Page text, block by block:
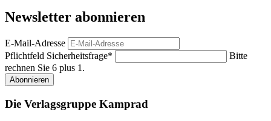
Newsletter abonnieren
E-Mail-Adresse
Pflichtfeld Sicherheitsfrage*
Bitte
rechnen Sie 6 plus 1.
Abonnieren
Die Verlagsgruppe Kamprad